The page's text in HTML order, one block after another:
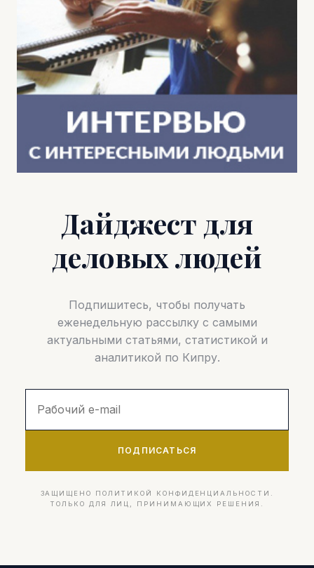
Дайджест для
деловых людей
Подпишитесь, чтобы получать
еженедельную рассылку с самыми
актуальными статьями, статистикой и
аналитикой по Кипру.
ПОДПИСАТЬСЯ
ЗАЩИЩЕНО ПОЛИТИКОЙ КОНФИДЕНЦИАЛЬНОСТИ.
ТОЛЬКО ДЛЯ ЛИЦ, ПРИНИМАЮЩИХ РЕШЕНИЯ.